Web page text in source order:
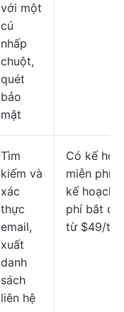
với một
cú
nhấp
chuột,
quét
bảo
mật
Tìm
kiếm và
xác
thực
email,
xuất
danh
sách
liên hệ
Có kế
miễn phí;
kế hoạch
phí bắt
từ $49/